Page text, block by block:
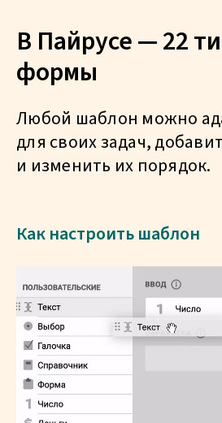
В Пайрусе — 22
формы
Любой шаблон можно
для своих задач,
и изменить их порядок.
Как настроить шаблон